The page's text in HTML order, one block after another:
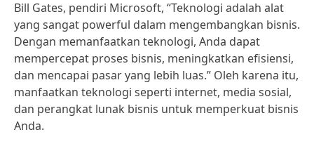
Bill Gates, pendiri Microsoft, “Teknologi adalah alat
yang sangat powerful dalam mengembangkan bisnis.
Dengan memanfaatkan teknologi, Anda dapat
mempercepat proses bisnis, meningkatkan efisiensi,
dan mencapai pasar yang lebih luas.” Oleh karena itu,
manfaatkan teknologi seperti internet, media sosial,
dan perangkat lunak bisnis untuk memperkuat bisnis
Anda.